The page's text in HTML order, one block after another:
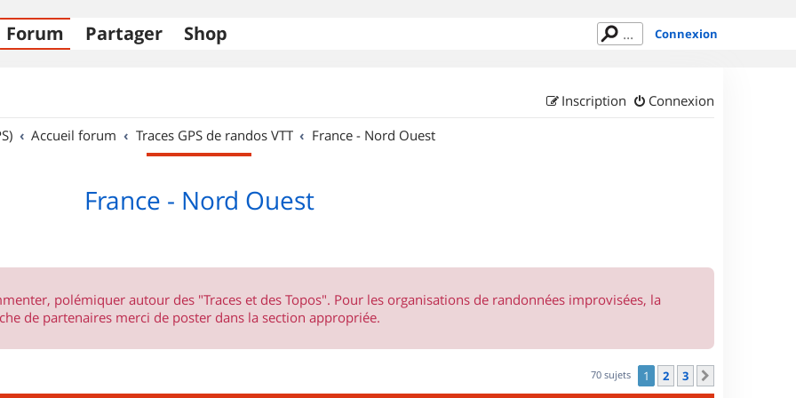
Forum Partager Shop Connexion
Connexion
Inscription
Accueil forum Traces GPS de randos VTT France - Nord Ouest
France - Nord Ouest
polémiquer autour des "Traces et des Topos". Pour les organisations de randonnées improvisées, la
de partenaires merci de poster dans la section appropriée.
70 sujets 1 2 3